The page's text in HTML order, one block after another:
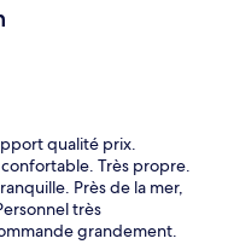
qualité prix.
Très propre.
Près de la mer,
très
grandement.